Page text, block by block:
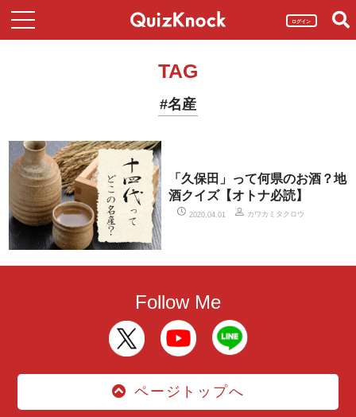
ログイン
TAG
#名産
「久保田」って何県のお酒？地
酒クイズ【オトナ必読】
2020.04.01 カワカミタクロウ
Follow Me
ページトップへ